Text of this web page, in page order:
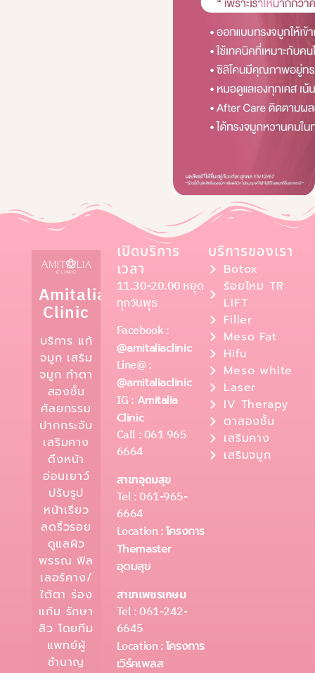
Amitalia
Clinic
บริการ แก้
จมูก เสริม
จมูก ทำตา
สองชั้น
ศัลยกรรม
ปากกระจับ
เสริมคาง
ดึงหน้า
อ่อนเยาว์
ปรับรูป
หน้าเรียว
ลดริ้วรอย
ดูแลผิว
พรรณ ฟิล
เลอร์คาง/
ใต้ตา ร่อง
แก้ม รักษา
สิว โดยทีม
แพทย์ผู้
ชำนาญ
เปิดบริการ
เวลา
11.30-20.00 หยุด
ทุกวันพุธ
Facebook :
@amitaliaclinic
Line@ :
@amitaliaclinic
IG : Amitalia
Clinic
Call : 061 965
6664
สาขาอุดมสุข
Tel : 061-965-
6664
Location :โครงการ
Themaster
อุดมสุข
สาขาเพชรเกษม
Tel : 061-242-
6645
Location :โครงการ
เวิร์คเพลส
บริการของเรา
Botox
ร้อยไหม TR
LIFT
Filler
Meso Fat
Hifu
Meso white
Laser
IV Therapy
ตาสองชั้น
เสริมคาง
เสริมจมูก